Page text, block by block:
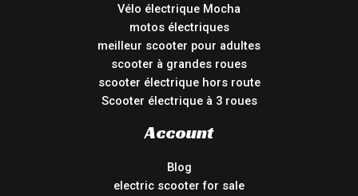
Vélo électrique Mocha
motos électriques
meilleur scooter pour adultes
scooter à grandes roues
scooter électrique hors route
Scooter électrique à 3 roues
Account
Blog
electric scooter for sale